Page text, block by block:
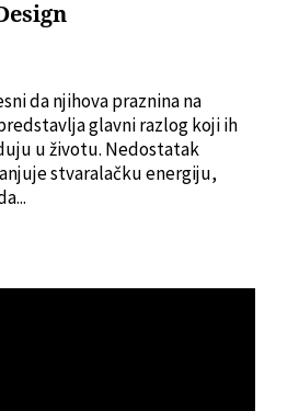
da njihova praznina na
glavni razlog koji ih
u životu. Nedostatak
stvaralačku energiju,